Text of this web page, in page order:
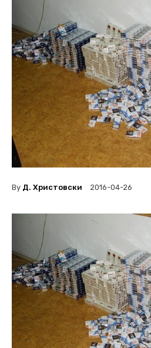
By Д. Христовски 2016-04-26